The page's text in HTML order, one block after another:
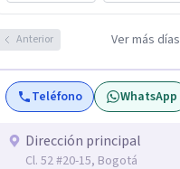
Anterior Ver más días
Teléfono WhatsApp
Dirección principal
Cl. 52 #20-15, Bogotá